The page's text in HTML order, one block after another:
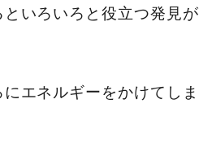
いろいろと役立つ発見が
エネルギーをかけてしま